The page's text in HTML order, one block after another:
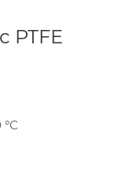
PTFE
°С